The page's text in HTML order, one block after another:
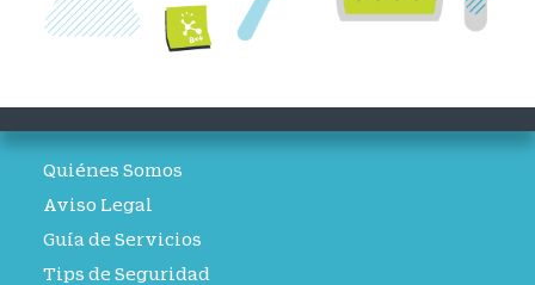
Quiénes Somos
Aviso Legal
Guía de Servicios
Tips de Seguridad